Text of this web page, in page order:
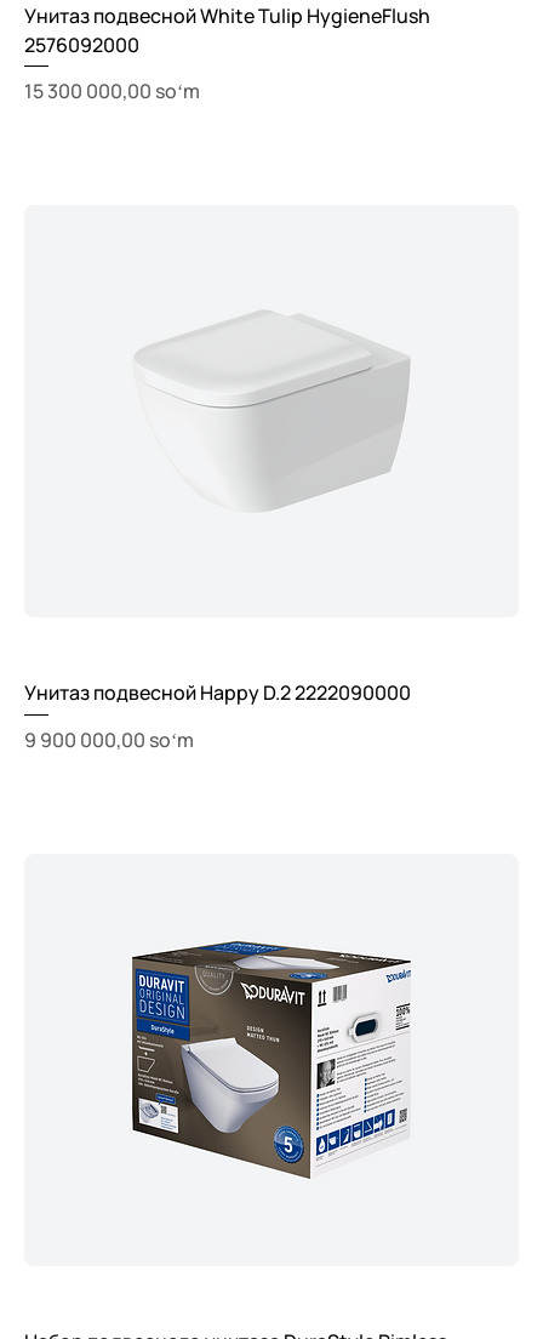
Унитаз подвесной White Tulip HygieneFlush
2576092000
Price
15 300 000,00 soʻm
Унитаз подвесной Happy D.2 2222090000
Price
9 900 000,00 soʻm